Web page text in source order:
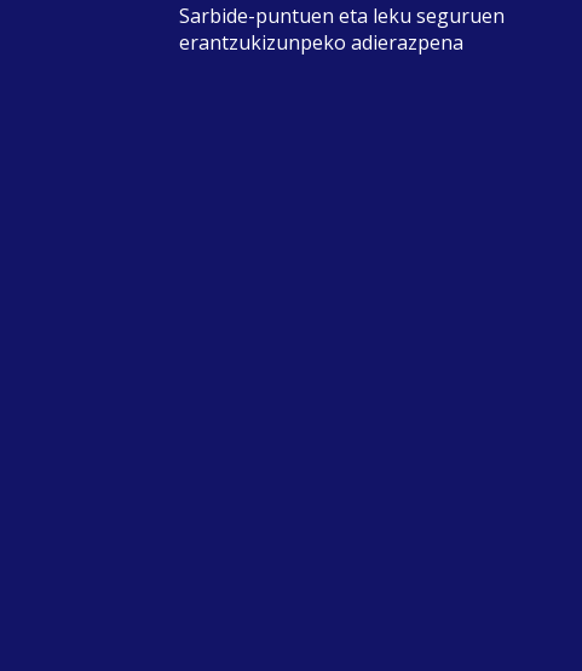
Sarbide-puntuen eta leku seguruen
erantzukizunpeko adierazpena